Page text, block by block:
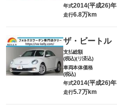
年式2014(平成26)年
走行6.8万km
ザ・ビートル
支払総額
(税込)(リ済込)
車両本体価格
(税込)
年式2014(平成26)年
走行5.7万km